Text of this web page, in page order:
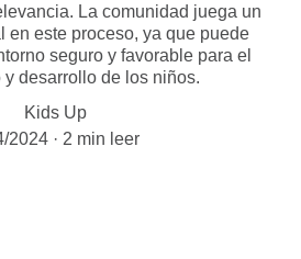
La comunidad juega un
en este proceso, ya que puede
seguro y favorable para el
y desarrollo de los niños.
Kids Up
2024
2 min leer